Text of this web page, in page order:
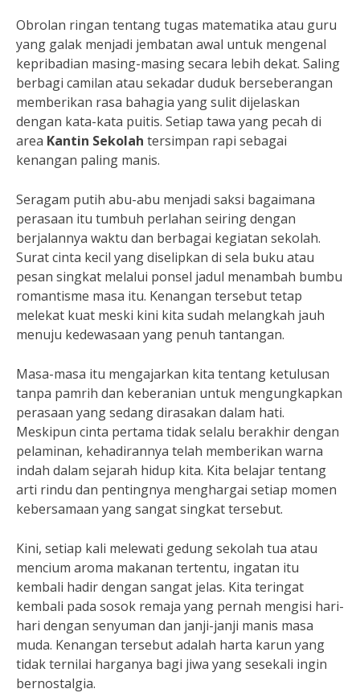
Obrolan ringan tentang tugas matematika atau guru
yang galak menjadi jembatan awal untuk mengenal
kepribadian masing-masing secara lebih dekat. Saling
berbagi camilan atau sekadar duduk berseberangan
memberikan rasa bahagia yang sulit dijelaskan
dengan kata-kata puitis. Setiap tawa yang pecah di
area Kantin Sekolah tersimpan rapi sebagai
kenangan paling manis.
Seragam putih abu-abu menjadi saksi bagaimana
perasaan itu tumbuh perlahan seiring dengan
berjalannya waktu dan berbagai kegiatan sekolah.
Surat cinta kecil yang diselipkan di sela buku atau
pesan singkat melalui ponsel jadul menambah bumbu
romantisme masa itu. Kenangan tersebut tetap
melekat kuat meski kini kita sudah melangkah jauh
menuju kedewasaan yang penuh tantangan.
Masa-masa itu mengajarkan kita tentang ketulusan
tanpa pamrih dan keberanian untuk mengungkapkan
perasaan yang sedang dirasakan dalam hati.
Meskipun cinta pertama tidak selalu berakhir dengan
pelaminan, kehadirannya telah memberikan warna
indah dalam sejarah hidup kita. Kita belajar tentang
arti rindu dan pentingnya menghargai setiap momen
kebersamaan yang sangat singkat tersebut.
Kini, setiap kali melewati gedung sekolah tua atau
mencium aroma makanan tertentu, ingatan itu
kembali hadir dengan sangat jelas. Kita teringat
kembali pada sosok remaja yang pernah mengisi hari-
hari dengan senyuman dan janji-janji manis masa
muda. Kenangan tersebut adalah harta karun yang
tidak ternilai harganya bagi jiwa yang sesekali ingin
bernostalgia.